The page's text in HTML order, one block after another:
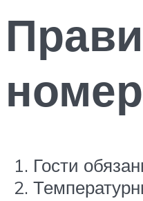
Гости